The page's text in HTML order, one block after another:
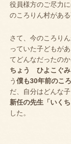
役員様方のご尽力
のころりん村があ
さて、今のころり
っていた子どもが
てどんなだったの
ちょう ひよこぐみ
う僕も30年前のこ
だ、自分はどんな
新任の先生「いく
した。